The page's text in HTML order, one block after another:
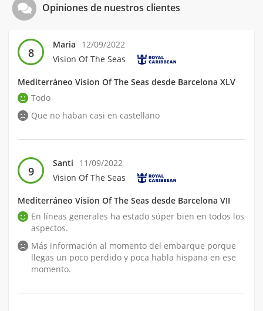
Opiniones de nuestros clientes
8
Maria
12/09/2022
Vision Of The Seas
Mediterráneo Vision Of The Seas desde Barcelona XLV
Todo
Que no haban casi en castellano
9
Santi
11/09/2022
Vision Of The Seas
Mediterráneo Vision Of The Seas desde Barcelona VII
En líneas generales ha estado súper bien en todos los
aspectos.
Más información al momento del embarque porque
llegas un poco perdido y poca habla hispana en ese
momento.